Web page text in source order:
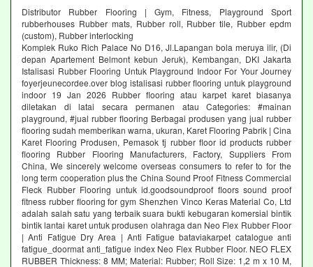
Distributor Rubber Flooring | Gym, Fitness, Playground Sport
rubberhouses Rubber mats, Rubber roll, Rubber tile, Rubber epdm
(custom), Rubber interlocking
Komplek Ruko Rich Palace No D16, Jl.Lapangan bola meruya ilir, (Di
depan Apartement Belmont kebun Jeruk), Kembangan, DKI Jakarta
Istalisasi Rubber Flooring Untuk Playground Indoor For Your Journey
foyerjeunecordee.over blog istalisasi rubber flooring untuk playground
indoor 19 Jan 2026 Rubber flooring atau karpet karet biasanya
diletakan di latai secara permanen atau Categories: #mainan
playground, #jual rubber flooring Berbagai produsen yang jual rubber
flooring sudah memberikan warna, ukuran, Karet Flooring Pabrik | Cina
Karet Flooring Produsen, Pemasok tj rubber floor id products rubber
flooring Rubber Flooring Manufacturers, Factory, Suppliers From
China, We sincerely welcome overseas consumers to refer to for the
long term cooperation plus the China Sound Proof Fitness Commercial
Fleck Rubber Flooring untuk id.goodsoundproof floors sound proof
fitness rubber flooring for gym Shenzhen Vinco Keras Material Co, Ltd
adalah salah satu yang terbaik suara bukti kebugaran komersial bintik
bintik lantai karet untuk produsen olahraga dan Neo Flex Rubber Floor
| Anti Fatigue Dry Area | Anti Fatigue bataviakarpet catalogue anti
fatigue_doormat anti_fatigue index Neo Flex Rubber Floor. NEO FLEX
RUBBER Thickness: 8 MM; Material: Rubber; Roll Size: 1,2 m x 10 M,